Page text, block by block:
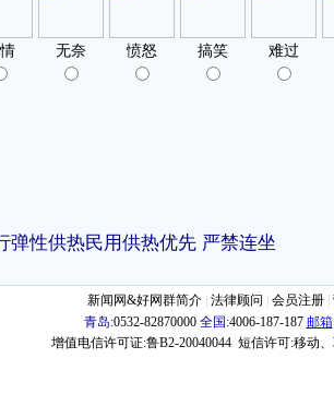
弹性供热民用供热优先 严禁连坐